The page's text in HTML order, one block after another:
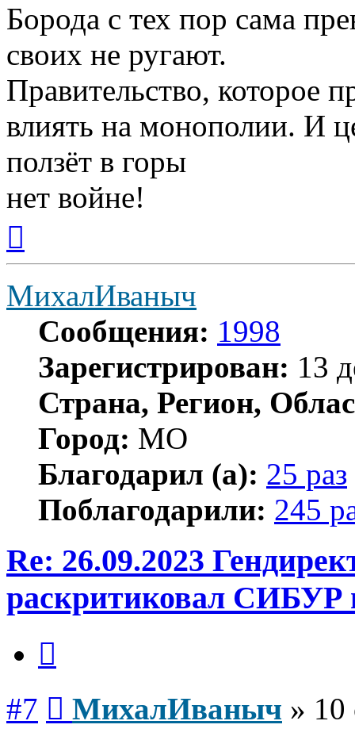
Борода с тех пор сама
своих не ругают.
Правительство, которое
влиять на монополии. И
ползёт в горы
нет войне!
началу
МихалИваныч
Сообщения: 1998
Зарегистрирован: 13
Страна, Регион,
Город: МО
Благодарил (а): 25 раз
Поблагодарили: 245
Re: 26.09.2023
раскритиковал СИБУР
#7 МихалИваныч » 10